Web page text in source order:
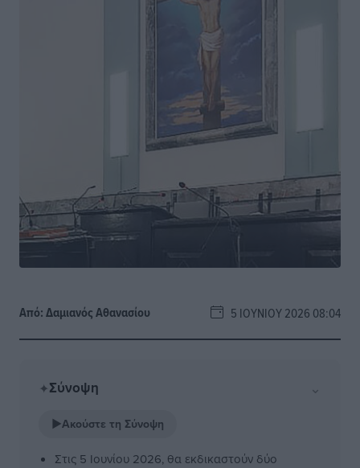
Από:Δαμιανός Αθανασίου 5 ΙΟΥΝΊΟΥ 2026 08:04
✦Σύνοψη ⌄
▶Ακούστε τη Σύνοψη
Στις 5 Ιουνίου 2026, θα εκδικαστούν δύο